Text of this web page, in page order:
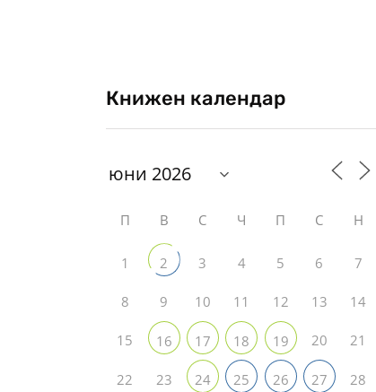
Книжен календар
П В С Ч П С Н
1 2 3 4 5 6 7
8 9 10 11 12 13 14
15 16 17 18 19 20 21
22 23 24 25 26 27 28